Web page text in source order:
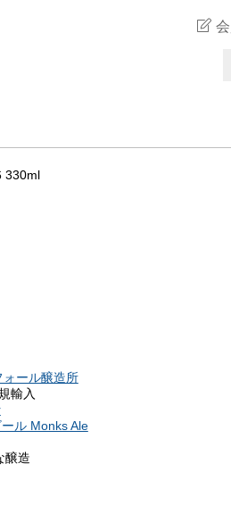
330ml
ール醸造所
輸入
ル Monks Ale
醸造